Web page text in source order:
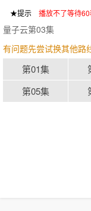
★提示 播放不了等待
量子云第03集
有问题先尝试换其他
第01集
第05集